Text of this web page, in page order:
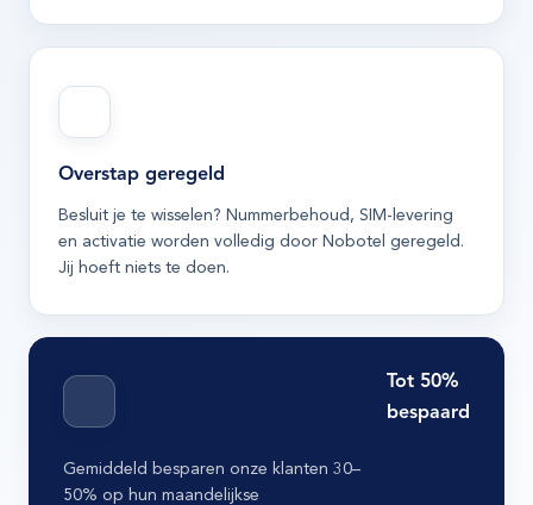
Overstap geregeld
Besluit je te wisselen? Nummerbehoud, SIM-levering
en activatie worden volledig door Nobotel geregeld.
Jij hoeft niets te doen.
Tot 50%
bespaard
Gemiddeld besparen onze klanten 30–
50% op hun maandelijkse